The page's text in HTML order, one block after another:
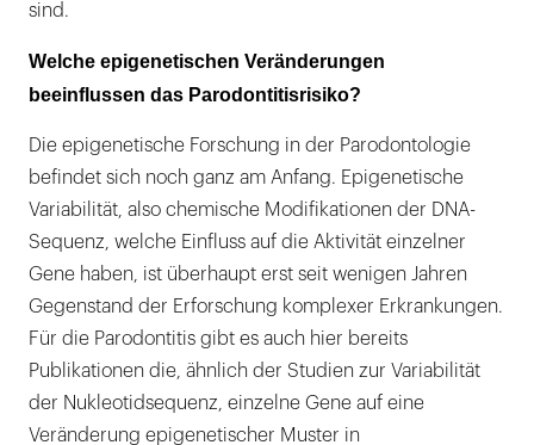
sind.
Welche epigenetischen Veränderungen
beeinflussen das Parodontitisrisiko?
Die epigenetische Forschung in der Parodontologie
befindet sich noch ganz am Anfang. Epigenetische
Variabilität, also chemische Modifikationen der DNA-
Sequenz, welche Einfluss auf die Aktivität einzelner
Gene haben, ist überhaupt erst seit wenigen Jahren
Gegenstand der Erforschung komplexer Erkrankungen.
Für die Parodontitis gibt es auch hier bereits
Publikationen die, ähnlich der Studien zur Variabilität
der Nukleotidsequenz, einzelne Gene auf eine
Veränderung epigenetischer Muster in